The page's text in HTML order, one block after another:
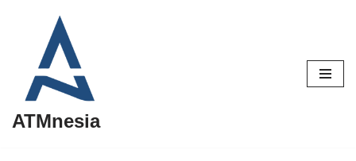
Lompat
konten
ATMnesia